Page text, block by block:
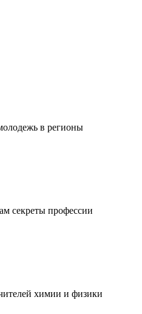
в регионы
секреты профессии
химии и физики